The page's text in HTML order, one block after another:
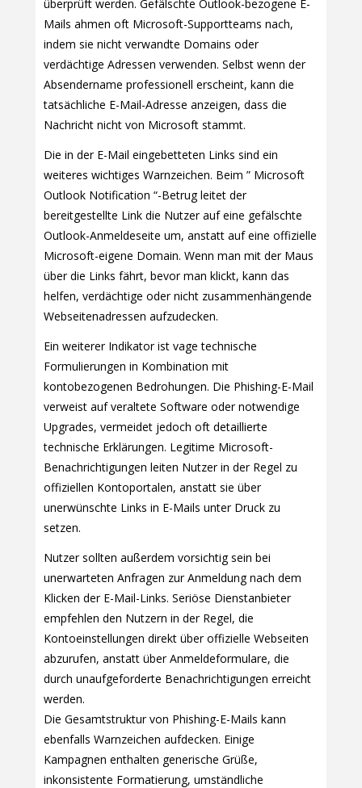
überprüft werden. Gefälschte Outlook-bezogene E-
Mails ahmen oft Microsoft-Supportteams nach,
indem sie nicht verwandte Domains oder
verdächtige Adressen verwenden. Selbst wenn der
Absendername professionell erscheint, kann die
tatsächliche E-Mail-Adresse anzeigen, dass die
Nachricht nicht von Microsoft stammt.
Die in der E-Mail eingebetteten Links sind ein
weiteres wichtiges Warnzeichen. Beim ” Microsoft
Outlook Notification “-Betrug leitet der
bereitgestellte Link die Nutzer auf eine gefälschte
Outlook-Anmeldeseite um, anstatt auf eine offizielle
Microsoft-eigene Domain. Wenn man mit der Maus
über die Links fährt, bevor man klickt, kann das
helfen, verdächtige oder nicht zusammenhängende
Webseitenadressen aufzudecken.
Ein weiterer Indikator ist vage technische
Formulierungen in Kombination mit
kontobezogenen Bedrohungen. Die Phishing-E-Mail
verweist auf veraltete Software oder notwendige
Upgrades, vermeidet jedoch oft detaillierte
technische Erklärungen. Legitime Microsoft-
Benachrichtigungen leiten Nutzer in der Regel zu
offiziellen Kontoportalen, anstatt sie über
unerwünschte Links in E-Mails unter Druck zu
setzen.
Nutzer sollten außerdem vorsichtig sein bei
unerwarteten Anfragen zur Anmeldung nach dem
Klicken der E-Mail-Links. Seriöse Dienstanbieter
empfehlen den Nutzern in der Regel, die
Kontoeinstellungen direkt über offizielle Webseiten
abzurufen, anstatt über Anmeldeformulare, die
durch unaufgeforderte Benachrichtigungen erreicht
werden.
Die Gesamtstruktur von Phishing-E-Mails kann
ebenfalls Warnzeichen aufdecken. Einige
Kampagnen enthalten generische Grüße,
inkonsistente Formatierung, umständliche